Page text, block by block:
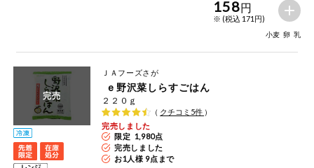
158円
※ (税込 171円)
小麦 卵 乳
完売
ＪＡフーズさが
ｅ野沢菜しらすごはん
２２０ｇ
（ クチコミ 5件 ）
完売しました
限定 1,980点
完売しました
お1人様 9点まで